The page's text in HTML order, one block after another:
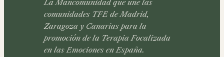
La Mancomunidad que une las
comunidades TFE de Madrid,
Zaragoza y Canarias para la
promoción de la Terapia Focalizada
en las Emociones en España.